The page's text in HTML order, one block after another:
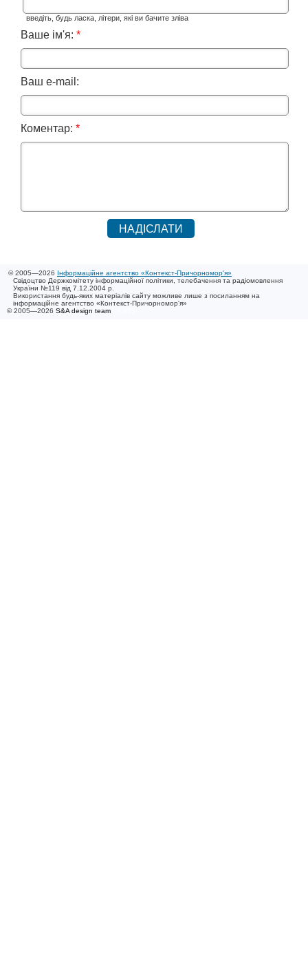
введіть, будь ласка, літери, які ви бачите зліва
Ваше ім'я: *
Ваш e-mail:
Коментар: *
© 2005—2026 Інформаційне агентство «Контекст-Причорномор'я»
Свідоцтво Держкомітету інформаційної політики, телебачення та радіомовлення
України №119 від 7.12.2004 р.
Використання будь-яких матеріалів сайту можливе лише з посиланням на
інформаційне агентство «Контекст-Причорномор'я»
© 2005—2026 S&A design team